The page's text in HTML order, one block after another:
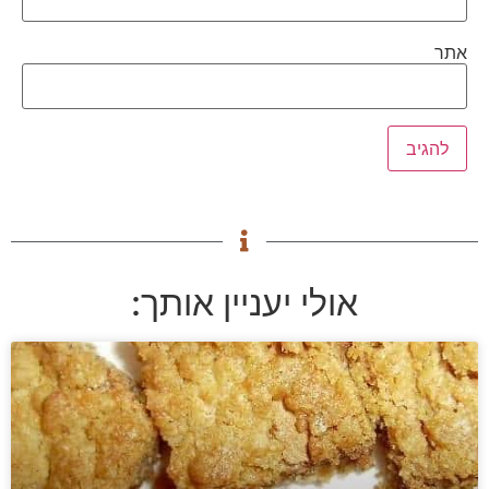
אתר
אולי יעניין אותך: